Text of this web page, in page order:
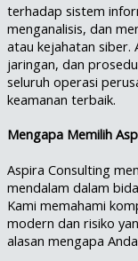
terhadap sistem
menganalisis, dan
atau kejahatan siber.
jaringan, dan
seluruh operasi
keamanan terbaik.
Mengapa Memilih
Aspira Consulting
mendalam dalam
Kami memahami
modern dan risiko
alasan mengapa